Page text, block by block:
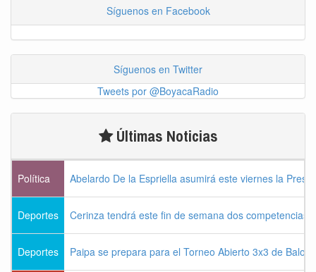
Síguenos en Facebook
Síguenos en Twitter
Tweets por @BoyacaRadio
Últimas Noticias
Política Abelardo De la Espriella asumirá este viernes la
Deportes Cerinza tendrá este fin de semana dos competencias
Deportes Paipa se prepara para el Torneo Abierto 3x3 de